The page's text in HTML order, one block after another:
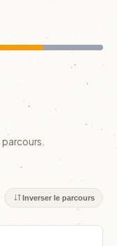
Inverser le parcours